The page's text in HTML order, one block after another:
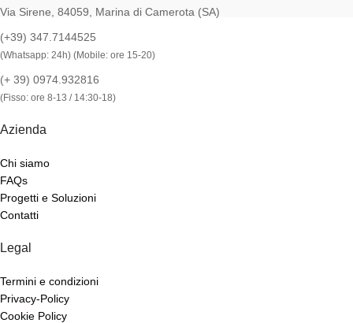
Via Sirene, 84059, Marina di Camerota (SA)
(+39) 347.7144525
(Whatsapp: 24h) (Mobile: ore 15-20)
(+ 39) 0974.932816
(Fisso: ore 8-13 / 14:30-18)
Azienda
Chi siamo
FAQs
Progetti e Soluzioni
Contatti
Legal
Termini e condizioni
Privacy-Policy
Cookie Policy